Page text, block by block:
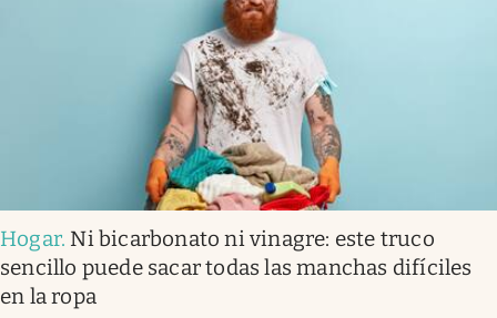
Hogar. Ni bicarbonato ni vinagre: este truco
sencillo puede sacar todas las manchas difíciles
en la ropa